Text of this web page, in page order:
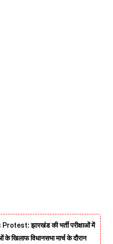
झारखंड की भर्ती परीक्षाओं में
के खिलाफ विधानसभा मार्च के दौरान